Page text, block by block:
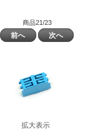
商品21/23
前へ 次へ
拡大表示